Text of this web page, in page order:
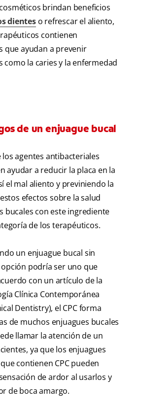
brindan beneficios
dienteso refrescar el aliento,
contienen
que ayudan a prevenir
como la caries y la enfermedad
de un enjuague bucal
los agentes antibacteriales
ayudar a reducir la placa en la
el mal aliento y previniendo la
efectos sobre la salud
bucales con este ingrediente
de los terapéuticos.
un enjuague bucal sin
podría ser uno que
con un artículo de la
Clínica Contemporánea
Dentistry), el CPC forma
de muchos enjuagues bucales
llamar la atención de un
ya que los enjuagues
contienen CPC pueden
de ardor al usarlos y
de boca amargo.